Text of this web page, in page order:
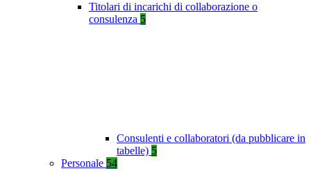
Titolari di incarichi di collaborazione o
consulenza 5
Consulenti e collaboratori (da pubblicare in
tabelle) 5
Personale 54